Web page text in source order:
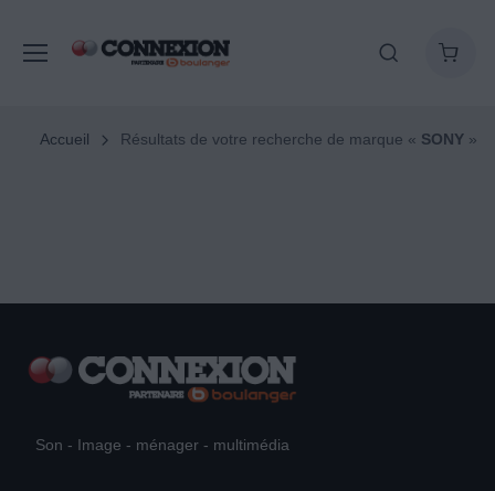
Accueil Résultats de votre recherche de marque « SONY»
Son - Image - ménager - multimédia